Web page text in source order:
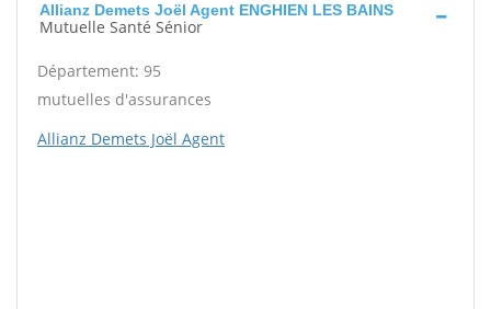
Allianz Demets Joël Agent ENGHIEN LES BAINS
Mutuelle Santé Sénior
Département: 95
mutuelles d'assurances
Allianz Demets Joël Agent